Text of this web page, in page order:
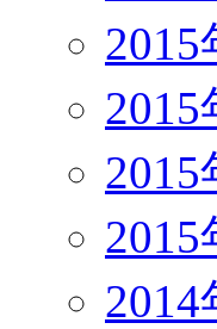
2015
2015
2015
2015
2014